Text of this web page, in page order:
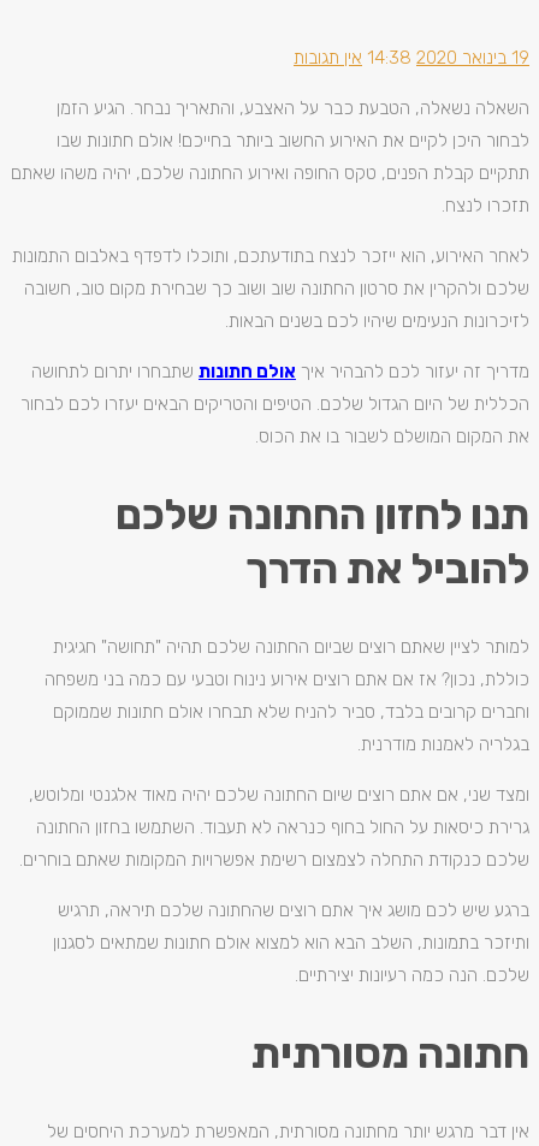
19 בינואר 2020 14:38 אין תגובות
השאלה נשאלה, הטבעת כבר על האצבע, והתאריך נבחר. הגיע הזמן
לבחור היכן לקיים את האירוע החשוב ביותר בחייכם! אולם חתונות שבו
תתקיים קבלת הפנים, טקס החופה ואירוע החתונה שלכם, יהיה משהו שאתם
תזכרו לנצח.
לאחר האירוע, הוא ייזכר לנצח בתודעתכם, ותוכלו לדפדף באלבום התמונות
שלכם ולהקרין את סרטון החתונה שוב ושוב כך שבחירת מקום טוב, חשובה
לזיכרונות הנעימים שיהיו לכם בשנים הבאות.
מדריך זה יעזור לכם להבהיר איך אולם חתונות שתבחרו יתרום לתחושה
הכללית של היום הגדול שלכם. הטיפים והטריקים הבאים יעזרו לכם לבחור
את המקום המושלם לשבור בו את הכוס.
תנו לחזון החתונה שלכם
להוביל את הדרך
למותר לציין שאתם רוצים שביום החתונה שלכם תהיה "תחושה" חגיגית
כוללת, נכון? אז אם אתם רוצים אירוע נינוח וטבעי עם כמה בני משפחה
וחברים קרובים בלבד, סביר להניח שלא תבחרו אולם חתונות שממוקם
בגלריה לאמנות מודרנית.
ומצד שני, אם אתם רוצים שיום החתונה שלכם יהיה מאוד אלגנטי ומלוטש,
גרירת כיסאות על החול בחוף כנראה לא תעבוד. השתמשו בחזון החתונה
שלכם כנקודת התחלה לצמצום רשימת אפשרויות המקומות שאתם בוחרים.
ברגע שיש לכם מושג איך אתם רוצים שהחתונה שלכם תיראה, תרגיש
ותיזכר בתמונות, השלב הבא הוא למצוא אולם חתונות שמתאים לסגנון
שלכם. הנה כמה רעיונות יצירתיים.
חתונה מסורתית
אין דבר מרגש יותר מחתונה מסורתית, המאפשרת למערכת היחסים של